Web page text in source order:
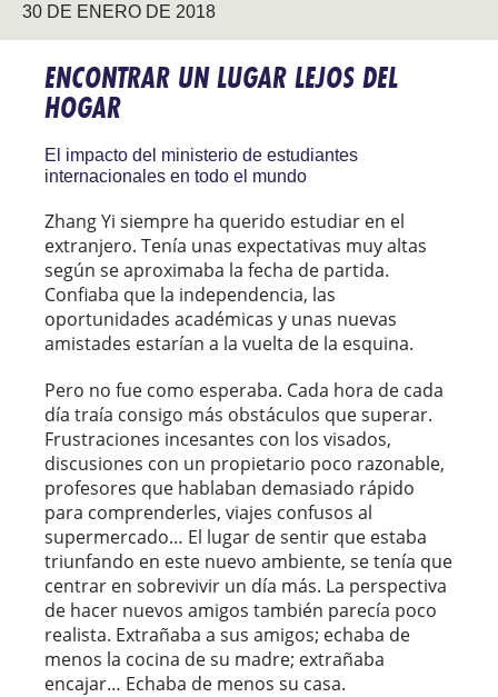
30 DE ENERO DE 2018
ENCONTRAR UN LUGAR LEJOS DEL
HOGAR
El impacto del ministerio de estudiantes
internacionales en todo el mundo
Zhang Yi siempre ha querido estudiar en el
extranjero. Tenía unas expectativas muy altas
según se aproximaba la fecha de partida.
Confiaba que la independencia, las
oportunidades académicas y unas nuevas
amistades estarían a la vuelta de la esquina.
Pero no fue como esperaba. Cada hora de cada
día traía consigo más obstáculos que superar.
Frustraciones incesantes con los visados,
discusiones con un propietario poco razonable,
profesores que hablaban demasiado rápido
para comprenderles, viajes confusos al
supermercado… El lugar de sentir que estaba
triunfando en este nuevo ambiente, se tenía que
centrar en sobrevivir un día más. La perspectiva
de hacer nuevos amigos también parecía poco
realista. Extrañaba a sus amigos; echaba de
menos la cocina de su madre; extrañaba
encajar… Echaba de menos su casa.